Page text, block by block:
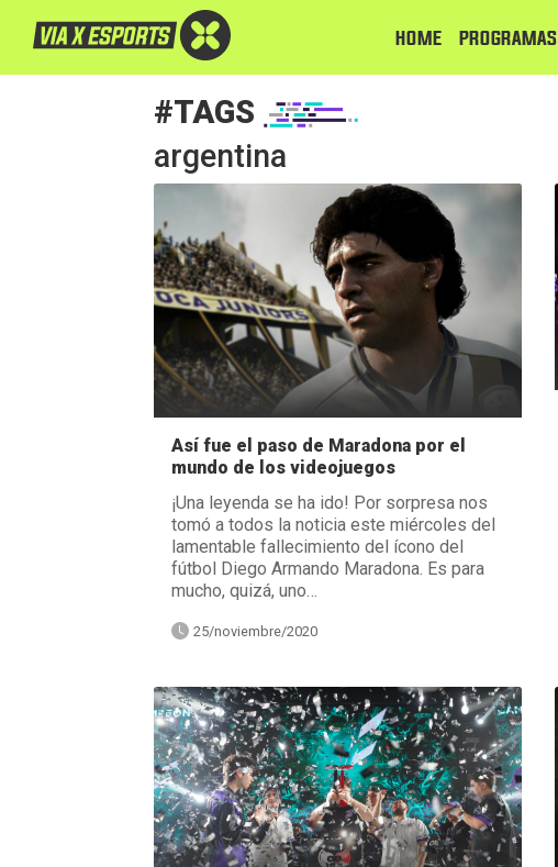
HOME PROGRAMAS
#TAGS
argentina
Así fue el paso de Maradona por el
mundo de los videojuegos
¡Una leyenda se ha ido! Por sorpresa nos
tomó a todos la noticia este miércoles del
lamentable fallecimiento del ícono del
fútbol Diego Armando Maradona. Es para
mucho, quizá, uno…
25/noviembre/2020